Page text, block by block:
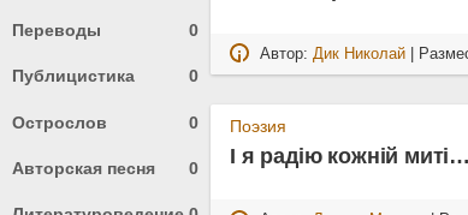
Переводы 0
Публицистика 0
Острослов 0
Авторская песня 0
Автор:Дик Николай |
Поэзия
І я радію кожній миті…